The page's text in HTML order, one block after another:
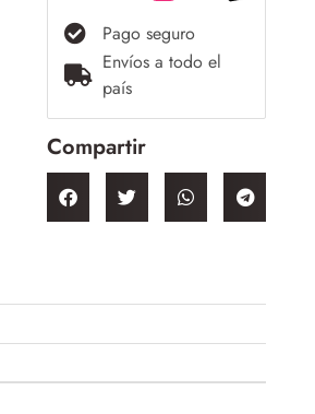
Pago seguro
Envíos a todo el
país
Compartir